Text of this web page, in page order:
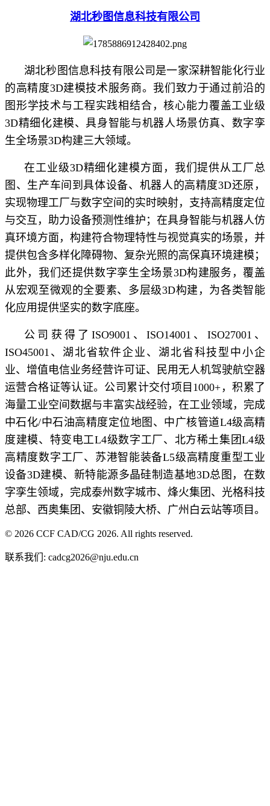
湖北秒图信息科技有限公司
湖北秒图信息科技有限公司是一家深耕智能化行业
的高精度3D建模技术服务商。我们致力于通过前沿的
图形学技术与工程实践相结合，核心能力覆盖工业级
3D精细化建模、具身智能与机器人场景仿真、数字孪
生全场景3D构建三大领域。
在工业级3D精细化建模方面，我们提供从工厂总
图、生产车间到具体设备、机器人的高精度3D还原，
实现物理工厂与数字空间的实时映射，支持高精度定位
与交互，助力设备预测性维护；在具身智能与机器人仿
真环境方面，构建符合物理特性与视觉真实的场景，并
提供包含多样化障碍物、复杂光照的高保真环境建模；
此外，我们还提供数字孪生全场景3D构建服务，覆盖
从宏观至微观的全要素、多层级3D构建，为各类智能
化应用提供坚实的数字底座。
公司获得了ISO9001、ISO14001、ISO27001、
ISO45001、湖北省软件企业、湖北省科技型中小企
业、增值电信业务经营许可证、民用无人机驾驶航空器
运营合格证等认证。公司累计交付项目1000+，积累了
海量工业空间数据与丰富实战经验，在工业领域，完成
中石化/中石油高精度定位地图、中广核管道L4级高精
度建模、特变电工L4级数字工厂、北方稀土集团L4级
高精度数字工厂、苏港智能装备L5级高精度重型工业
设备3D建模、新特能源多晶硅制造基地3D总图，在数
字孪生领域，完成泰州数字城市、烽火集团、光格科技
总部、西奥集团、安徽铜陵大桥、广州白云站等项目。
© 2026 CCF CAD/CG 2026. All rights reserved.
联系我们: cadcg2026@nju.edu.cn